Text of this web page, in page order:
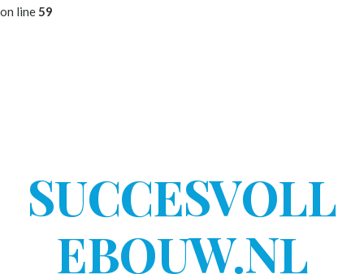
on line59
SUCCESVOLL
EBOUW.NL